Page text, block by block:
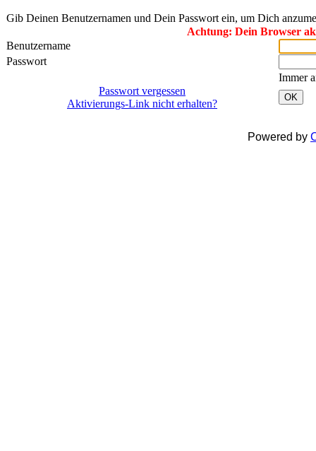
Gib Deinen Benutzernamen und Dein Passwort ein, um Dich
Achtung: Dein Browser
Benutzername
Passwort
Immer
Passwort vergessen
Aktivierungs-Link nicht erhalten?
OK
Powered by